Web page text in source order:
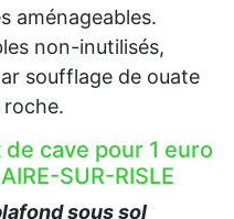
aménageables.
non-inutilisés,
soufflage de ouate
roche.
cave pour 1 euro
SUR-RISLE
sous sol